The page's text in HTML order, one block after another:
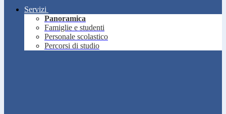
Servizi
Panoramica
Famiglie e studenti
Personale scolastico
Percorsi di studio